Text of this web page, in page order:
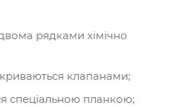
рядками хімічно
клапанами;
спеціальною планкою;